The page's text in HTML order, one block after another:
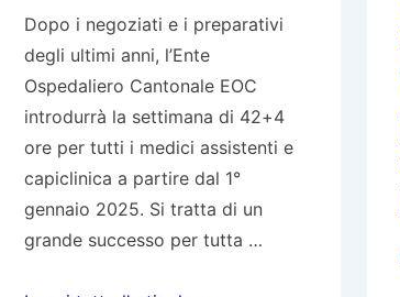
Dopo i negoziati e i preparativi
degli ultimi anni, l’Ente
Ospedaliero Cantonale EOC
introdurrà la settimana di 42+4
ore per tutti i medici assistenti e
capiclinica a partire dal 1°
gennaio 2025. Si tratta di un
grande successo per tutta …